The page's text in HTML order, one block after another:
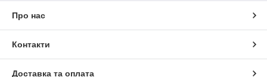
Про нас
Контакти
Доставка та оплата